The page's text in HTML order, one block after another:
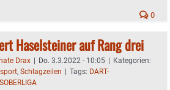
0
Haselsteiner auf Rang drei
Drax | Do. 3.3.2022 - 10:05 | Kategorien:
, Schlagzeilen | Tags: DART-